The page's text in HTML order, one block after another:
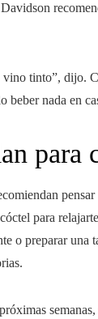
vino tinto”, dijo.
beber nada en
para
para
o preparar una